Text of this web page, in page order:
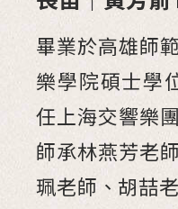
畢業於高雄師
樂學院碩士學
任上海交響樂
師承林燕芳老
珮老師、胡喆